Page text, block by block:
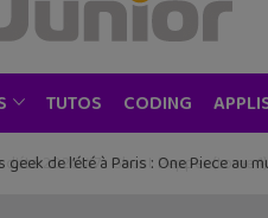
TUTOS CODING
de l’été à Paris : One Piece au